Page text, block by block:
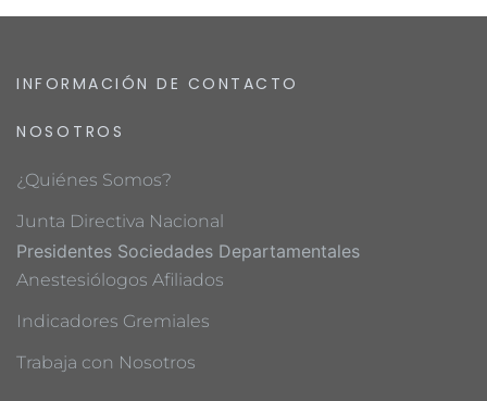
INFORMACIÓN DE CONTACTO
NOSOTROS
¿Quiénes Somos?
Junta Directiva Nacional
Presidentes Sociedades Departamentales
Anestesiólogos Afiliados
Indicadores Gremiales
Trabaja con Nosotros